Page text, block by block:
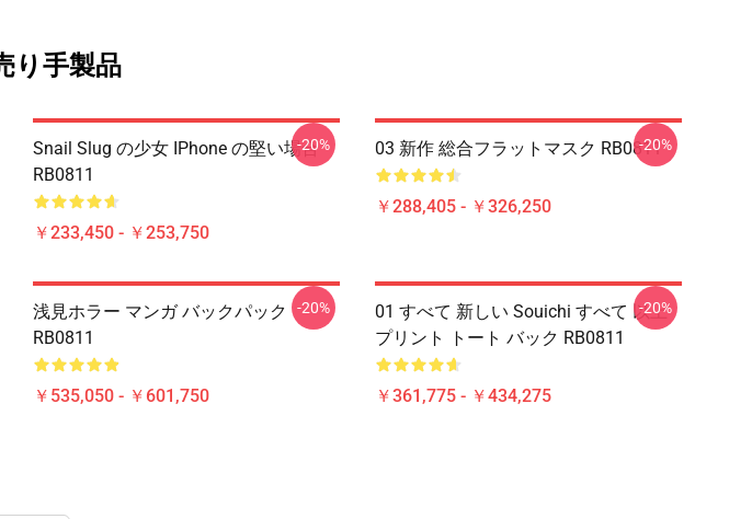
り手製品
Snail Slug の少女 IPhone の堅い場合
RB0811
￥233,450 - ￥253,750
-20% 03 新作 総合フラットマスク RB0811
￥288,405 - ￥326,250
-20%
浅見ホラー マンガ バックパック
RB0811
￥535,050 - ￥601,750
-20%
01 すべて 新しい Souichi すべて 以上
プリント トート バック RB0811
￥361,775 - ￥434,275
-20%